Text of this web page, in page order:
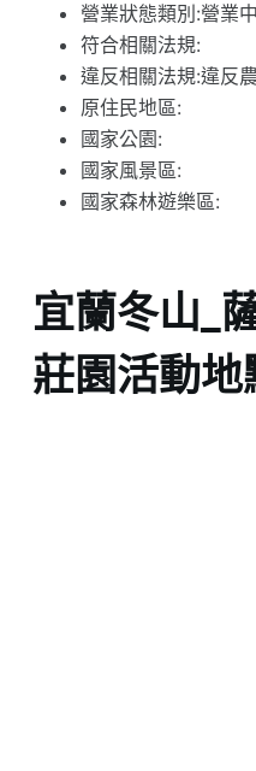
營業狀態類別:營業
符合相關法規:
違反相關法規:違反
原住民地區:
國家公園:
國家風景區:
國家森林遊樂區:
宜蘭冬山_
莊園活動地